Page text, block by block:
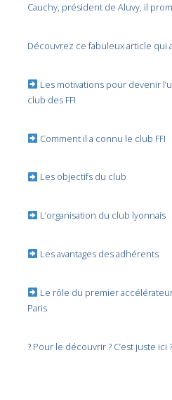
Cauchy, président de Aluvy, il
Découvrez ce fabuleux article qui
Les motivations pour devenir
club des FFI
Comment il a connu le club FFI
Les objectifs du club
L’organisation du club lyonnais
Les avantages des adhérents
Le rôle du premier
Paris
? Pour le découvrir ? C’est juste ici ?